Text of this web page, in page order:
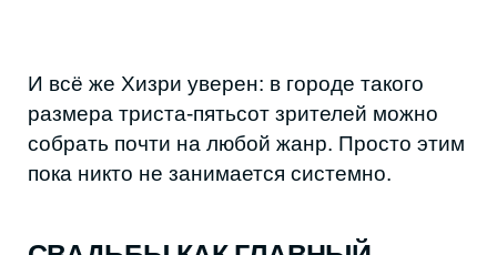
По словам Гусейна, барабанщика группы,
это попытка показать, что даже в
коммерческом сегменте можно уходить от
шаблона и постепенно менять ожидания